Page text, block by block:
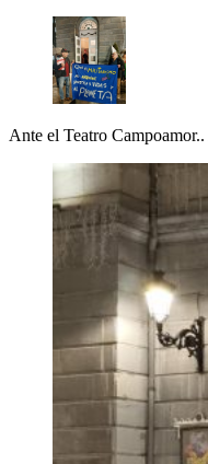
Ante el Teatro Campoamor..